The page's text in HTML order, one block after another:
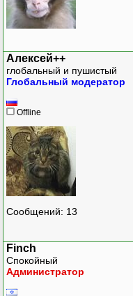
Алексей++
глобальный и пушистый
Глобальный модератор
Offline
Сообщений: 13
Finch
Спокойный
Администратор